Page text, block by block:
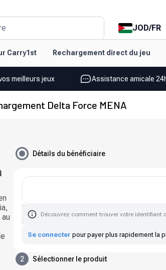
JOD/FR
Carry1st Rechargement direct du jeu
meilleurs jeux Assistance amicale
Delta Force MENA
Détails du bénéficiaire
Découvrez comment trouver votre identifiant
Se connecter pour payer plus rapidement la
2 Sélectionner le produit